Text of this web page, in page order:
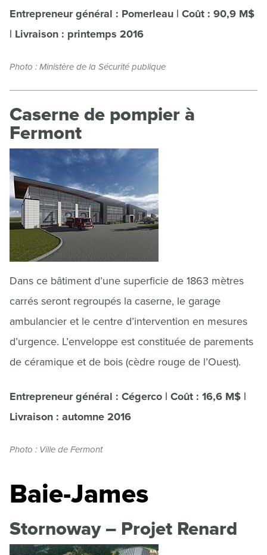
Entrepreneur général : Pomerleau | Coût : 90,9 M$
| Livraison : printemps 2016
Photo : Ministère de la Sécurité publique
Caserne de pompier à
Fermont
Dans ce bâtiment d’une superficie de 1863 mètres
carrés seront regroupés la caserne, le garage
ambulancier et le centre d’intervention en mesures
d’urgence. L’enveloppe est constituée de parements
de céramique et de bois (cèdre rouge de l’Ouest).
Entrepreneur général : Cégerco | Coût : 16,6 M$ |
Livraison : automne 2016
Photo : Ville de Fermont
Baie-James
Stornoway – Projet Renard